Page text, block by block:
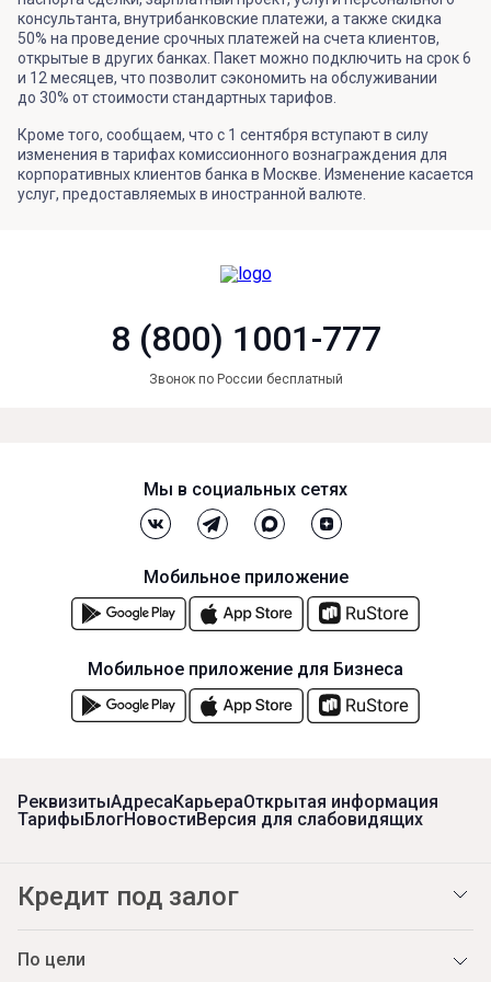
консультанта, внутрибанковские платежи, а также скидка
50% на проведение срочных платежей на счета клиентов,
открытые в других банках. Пакет можно подключить на срок 6
и 12 месяцев, что позволит сэкономить на обслуживании
до 30% от стоимости стандартных тарифов.
Кроме того, сообщаем, что с 1 сентября вступают в силу
изменения в тарифах комиссионного вознаграждения для
корпоративных клиентов банка в Москве. Изменение касается
услуг, предоставляемых в иностранной валюте.
8 (800) 1001-777
Звонок по России бесплатный
РеквизитыАдресаКарьераОткрытая информация
ТарифыБлогНовостиВерсия для слабовидящих
Кредит под залог
По цели
Мы в социальных сетях
Мобильное приложение
Мобильное приложение для Бизнеса